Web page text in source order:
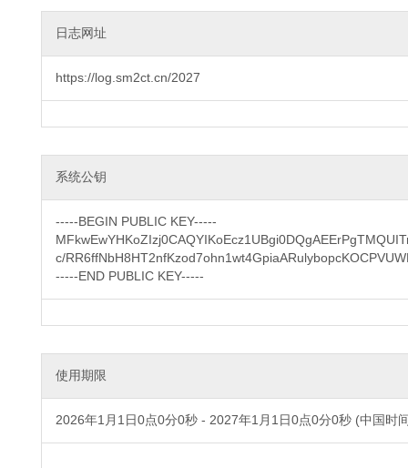
日志网址
https://log.sm2ct.cn/2027
系统公钥
-----BEGIN PUBLIC KEY-----
c/
-----END PUBLIC KEY-----
使用期限
2026年1月1日0点0分0秒 - 2027年1月1日0点0分0秒 (中国时